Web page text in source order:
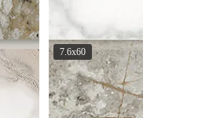
7.6x60